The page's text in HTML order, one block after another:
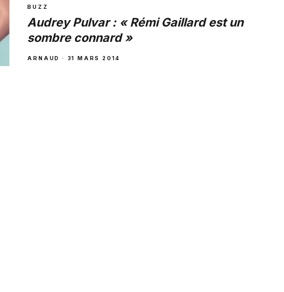
BUZZ
Audrey Pulvar : « Rémi Gaillard est un
sombre connard »
ARNAUD · 31 MARS 2014